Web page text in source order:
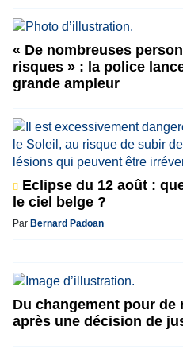
« De nombreuses
risques » : la police
grande ampleur
Eclipse du 12 août :
le ciel belge ?
Par Bernard Padoan
Du changement pour de
après une décision de